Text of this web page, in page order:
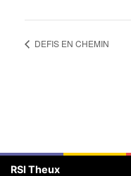
DEFIS EN CHEMIN
RSI Theux